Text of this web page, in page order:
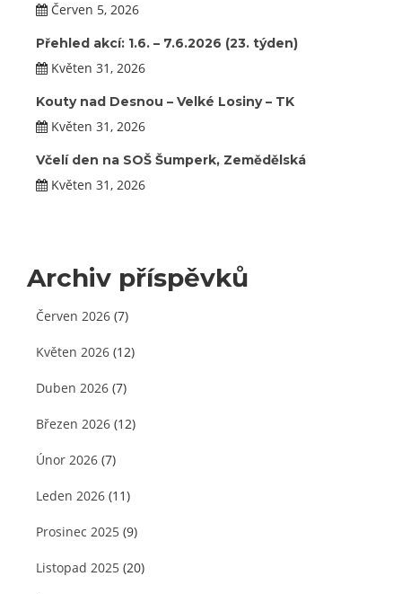
Červen 5, 2026
Přehled akcí: 1.6. – 7.6.2026 (23. týden)
Květen 31, 2026
Kouty nad Desnou – Velké Losiny – TK
Květen 31, 2026
Včelí den na SOŠ Šumperk, Zemědělská
Květen 31, 2026
Archiv příspěvků
Červen 2026 (7)
Květen 2026 (12)
Duben 2026 (7)
Březen 2026 (12)
Únor 2026 (7)
Leden 2026 (11)
Prosinec 2025 (9)
Listopad 2025 (20)